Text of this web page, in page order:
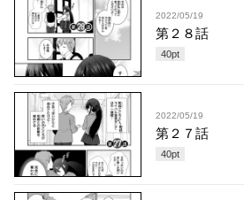
2022/05/19
第２８話
40pt
2022/05/19
第２７話
40pt